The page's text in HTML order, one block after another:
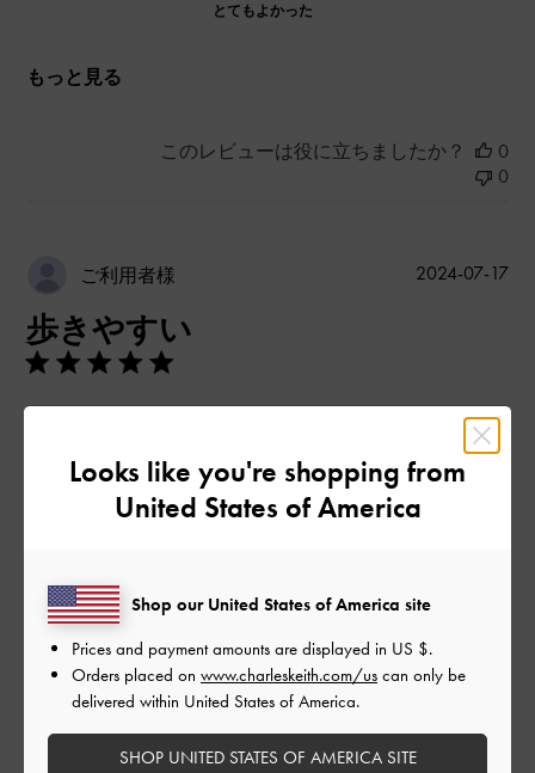
とてもよかった
もっと見る
このレビューは役に立ちましたか？
0
0
ご利用者様
歩きやすい
サイズ: 37/23.5cm |カラー: ブラック系
デザイン
品質
とてもよかった
もっと見る
公
2024-07-17
Looks like you're shopping from
United States of America
Shop our United States of America site
Prices and payment amounts are displayed in US $.
Orders placed on www.charleskeith.com/us can only be
delivered within United States of America.
SHOP UNITED STATES OF AMERICA SITE